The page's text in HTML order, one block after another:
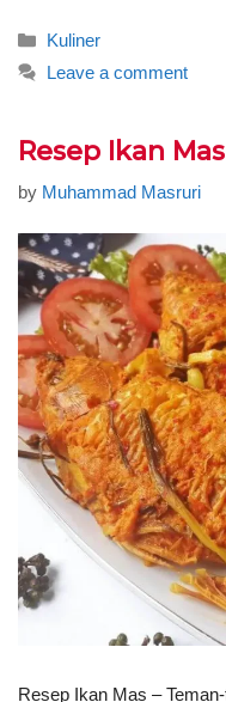
Categories
Kuliner
Leave a comment
Resep Ikan Mas
by Muhammad Masruri
Resep Ikan Mas –